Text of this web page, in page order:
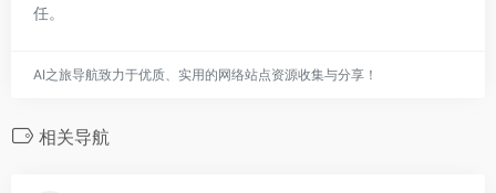
任。
AI之旅导航致力于优质、实用的网络站点资源收集与分享！
相关导航